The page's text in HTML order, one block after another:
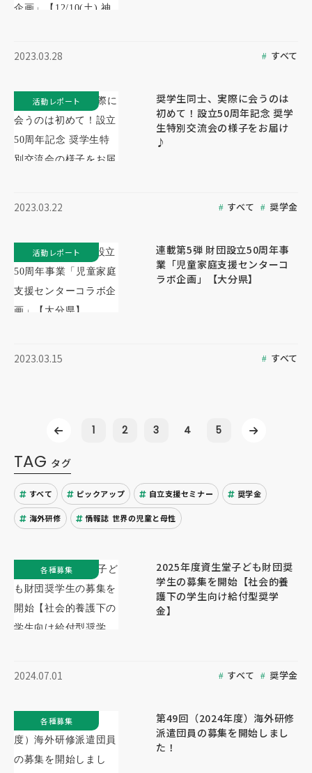
2023.03.28 すべて
奨学生同士、実際に会うのは
初めて！設立50周年記念 奨学
生特別交流会の様子をお届け
♪
2023.03.22 すべて 奨学金
活動レポート
連載第5弾 財団設立50周年事
業「児童家庭支援センターコ
ラボ企画」【大分県】
2023.03.15 すべて
活動レポート
1 2 3 4 5
TAG タグ
すべて ピックアップ 自立支援セミナー 奨学金
海外研修 情報誌 世界の児童と母性
2025年度資生堂子ども財団奨
学生の募集を開始【社会的養
護下の学生向け給付型奨学
金】
2024.07.01 すべて 奨学金
各種募集
第49回（2024年度）海外研修
派遣団員の募集を開始しまし
た！
各種募集